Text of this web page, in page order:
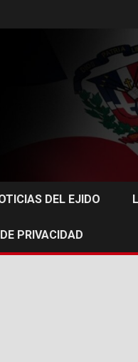
DEL EJIDO
PRIVACIDAD